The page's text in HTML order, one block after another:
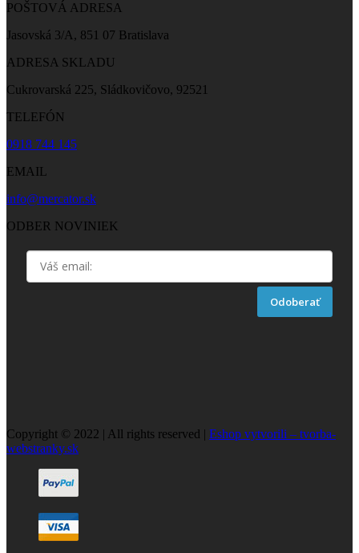
POŠTOVÁ ADRESA
Jasovská 3/A, 851 07 Bratislava
ADRESA SKLADU
Cukrovarská 225, Sládkovičovo, 92521
TELEFÓN
0918 744 145
EMAIL
info@mercator.sk
ODBER NOVINIEK
Odoberať
Copyright © 2022 | All rights reserved | Eshop vytvorili – tvorba-
webstranky.sk